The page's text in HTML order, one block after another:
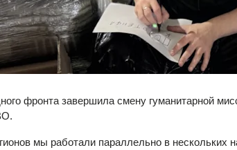
фронта завершила смену гуманитарной
мы работали параллельно в нескольких